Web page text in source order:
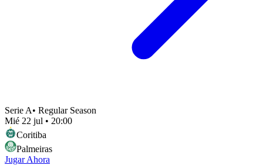
Serie A• Regular Season
Mié 22 jul • 20:00
Coritiba
Palmeiras
Jugar Ahora